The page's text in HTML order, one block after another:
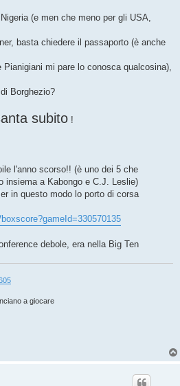
(e men che meno per gli USA,
basta chiedere il passaporto (è anche
mi pare lo conosca qualcosina),
Borghezio?
subito !
l'anno scorso!! (è uno dei 5 che
insiema a Kabongo e C.J. Leslie)
in questo modo lo porto di corsa
debole, era nella Big Ten
a giocare